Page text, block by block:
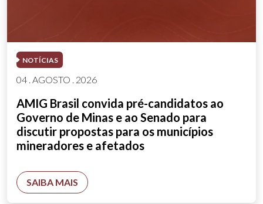
NOTÍCIAS
04 . AGOSTO . 2026
AMIG Brasil convida pré-candidatos ao
Governo de Minas e ao Senado para
discutir propostas para os municípios
mineradores e afetados
SAIBA MAIS